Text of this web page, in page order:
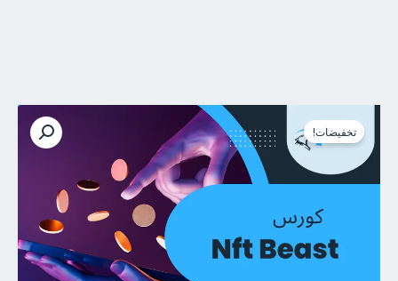
تخفيضات!
السعر
الأصلي
هو:
$143.00.
السعر
الحالي
هو:
كورس
Nft
Beast